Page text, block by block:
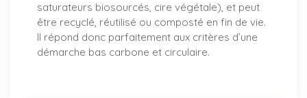
saturateurs biosourcés, cire végétale), et peut
être recyclé, réutilisé ou composté en fin de vie.
Il répond donc parfaitement aux critères d’une
démarche bas carbone et circulaire.